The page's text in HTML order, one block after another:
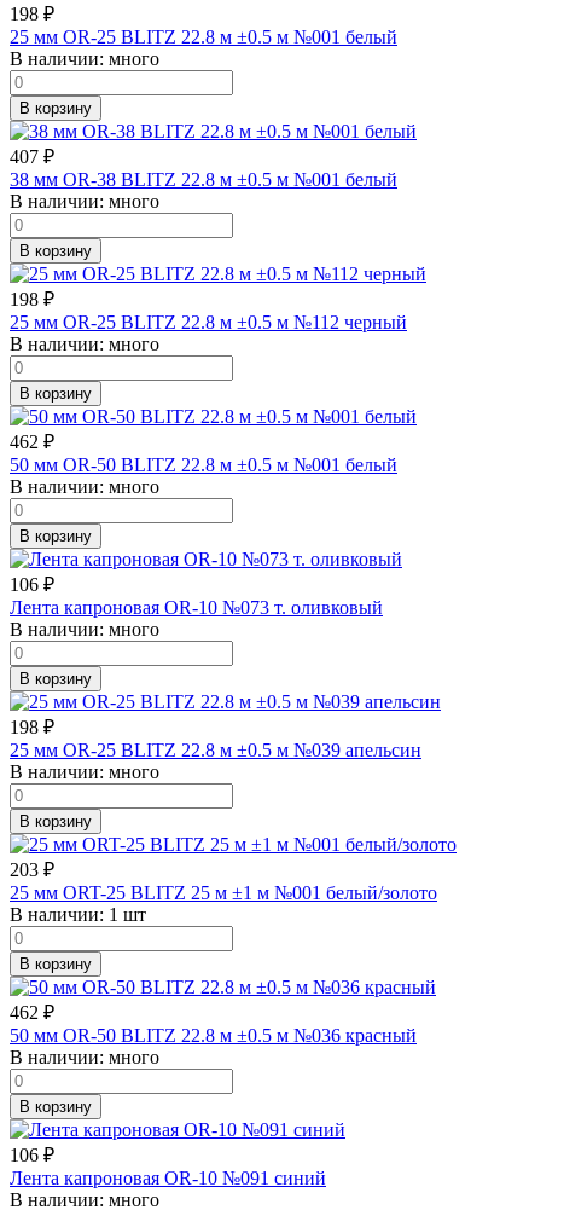
198 ₽
25 мм OR-25 BLITZ 22.8 м ±0.5 м №001 белый
В наличии: много
В корзину
407 ₽
38 мм OR-38 BLITZ 22.8 м ±0.5 м №001 белый
В наличии: много
В корзину
198 ₽
25 мм OR-25 BLITZ 22.8 м ±0.5 м №112 черный
В наличии: много
В корзину
462 ₽
50 мм OR-50 BLITZ 22.8 м ±0.5 м №001 белый
В наличии: много
В корзину
106 ₽
Лента капроновая OR-10 №073 т. оливковый
В наличии: много
В корзину
198 ₽
25 мм OR-25 BLITZ 22.8 м ±0.5 м №039 апельсин
В наличии: много
В корзину
203 ₽
25 мм ORT-25 BLITZ 25 м ±1 м №001 белый/золото
В наличии: 1 шт
В корзину
462 ₽
50 мм OR-50 BLITZ 22.8 м ±0.5 м №036 красный
В наличии: много
В корзину
106 ₽
Лента капроновая OR-10 №091 синий
В наличии: много